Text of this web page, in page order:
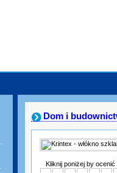
Dom i
Kliknij poniżej by ocenić